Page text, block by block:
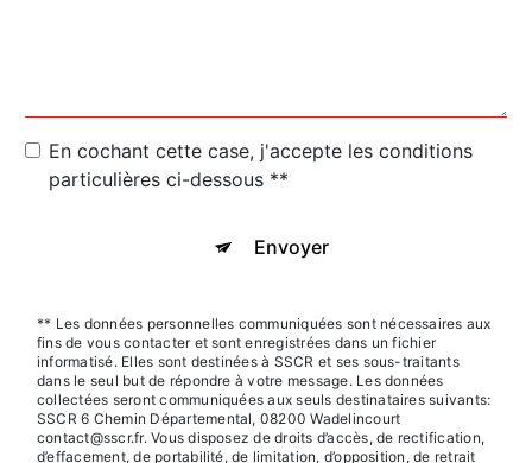
En cochant cette case, j'accepte les conditions
particulières ci-dessous **
Envoyer
** Les données personnelles communiquées sont nécessaires aux
fins de vous contacter et sont enregistrées dans un fichier
informatisé. Elles sont destinées à SSCR et ses sous-traitants
dans le seul but de répondre à votre message. Les données
collectées seront communiquées aux seuls destinataires suivants:
SSCR 6 Chemin Départemental, 08200 Wadelincourt
contact@sscr.fr. Vous disposez de droits d’accès, de rectification,
d’effacement, de portabilité, de limitation, d’opposition, de retrait